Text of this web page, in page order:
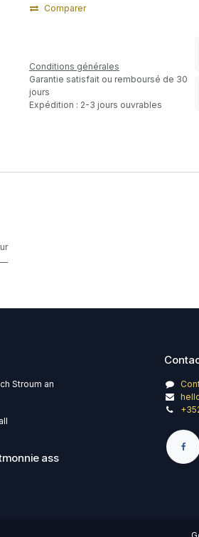
Comparer
Conditions générales
Garantie satisfait ou remboursé de 30
jours
Expédition : 2-3 jours ouvrables
Stroum an
ass